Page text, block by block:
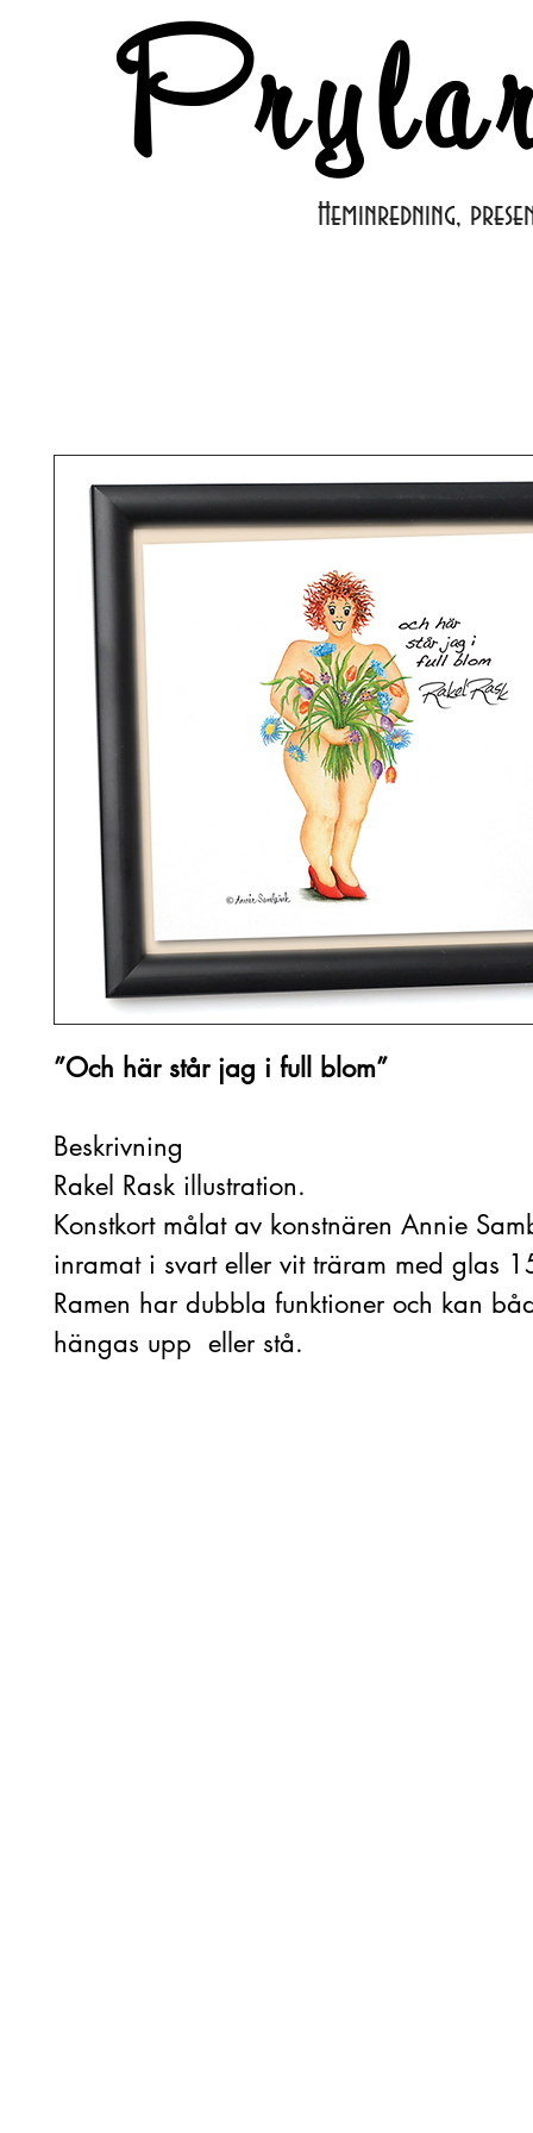
Heminredning,
”Och här står jag i full blom”
Beskrivning
Rakel Rask illustration.
Konstkort målat av konstnären Annie
inramat i svart eller vit träram med glas
Ramen har dubbla funktioner och kan
hängas upp eller stå.